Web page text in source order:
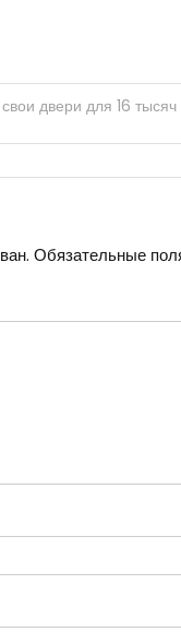
двери для 16
Обязательные